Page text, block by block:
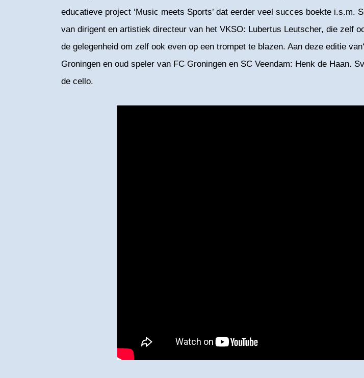
educatieve project ‘Music meets Sports’ dat eerder veel succes boekte i.s.m.
van dirigent en artistiek directeur van het VKSO: Lubertus Leutscher, die zelf
de gelegenheid om zelf ook even op een trompet te blazen. Aan deze editie
Groningen en oud speler van FC Groningen en SC Veendam: Henk de Haan.
de cello.